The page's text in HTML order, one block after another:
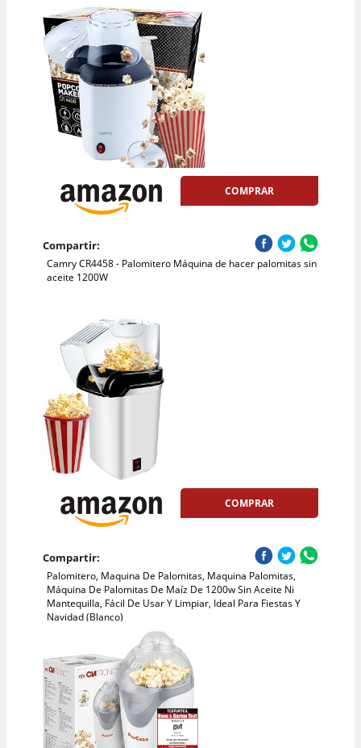
COMPRAR
Compartir:
Camry CR4458 - Palomitero Máquina de hacer palomitas sin
aceite 1200W
COMPRAR
Compartir:
Palomitero, Maquina De Palomitas, Maquina Palomitas,
Máquina De Palomitas De Maíz De 1200w Sin Aceite Ni
Mantequilla, Fácil De Usar Y Limpiar, Ideal Para Fiestas Y
Navidad (Blanco)